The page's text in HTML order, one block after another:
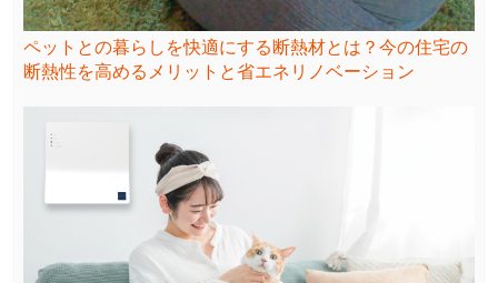
ペットとの暮らしを快適にする断熱材とは？今の住宅の
断熱性を高めるメリットと省エネリノベーション